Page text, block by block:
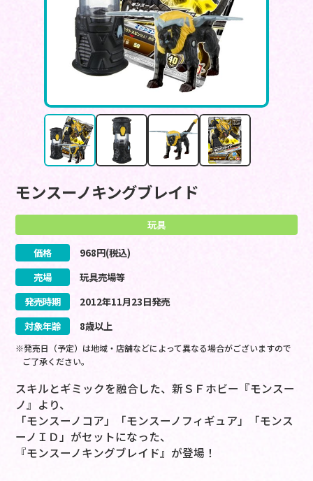
モンスーノキングブレイド
玩具
価格 968円(税込)
売場
玩具売場等
発売時期
2012年11月23日発売
対象年齢
8歳以上
※発売日（予定）は地域・店舗などによって異なる場合がございますので
ご了承ください。
スキルとギミックを融合した、新ＳＦホビー『モンスー
ノ』より、
「モンスーノコア」「モンスーノフィギュア」「モンス
ーノＩＤ」がセットになった、
『モンスーノキングブレイド』が登場！